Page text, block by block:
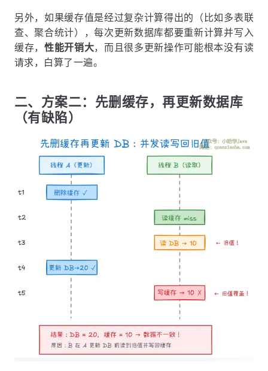
另外，如果缓存值是经过复杂计算得出的（比如多表联
查、聚合统计），每次更新数据库都要重新计算并写入
缓存，性能开销大，而且很多更新操作可能根本没有读
请求，白算了一遍。
二、方案二：先删缓存，再更新数据库
（有缺陷）